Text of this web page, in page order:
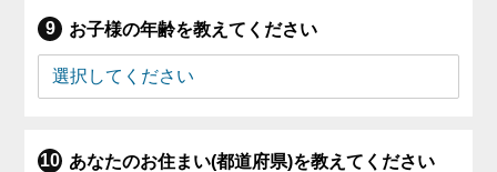
お子様の年齢を教えてください
あなたのお住まい(都道府県)を教えてください